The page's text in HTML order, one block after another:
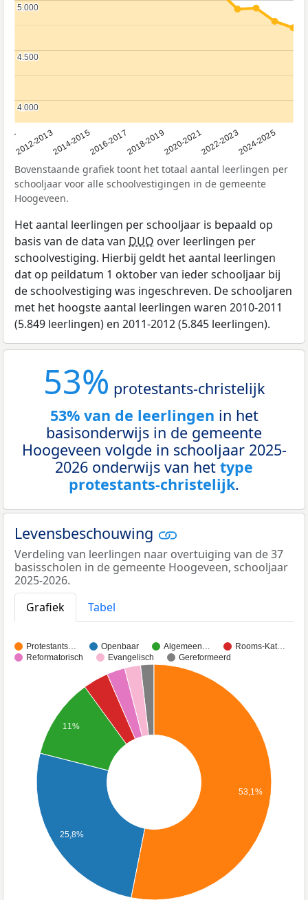
2012-20132014-20152016-20172018-20192020-20212022-20232024-2025
4.000
4.000
4.500
4.500
5.000
5.000
Bovenstaande grafiek toont het totaal aantal leerlingen per
schooljaar voor alle schoolvestigingen in de gemeente
Hoogeveen.
Het aantal leerlingen per schooljaar is bepaald op
basis van de data van DUO over leerlingen per
schoolvestiging. Hierbij geldt het aantal leerlingen
dat op peildatum 1 oktober van ieder schooljaar bij
de schoolvestiging was ingeschreven. De schooljaren
met het hoogste aantal leerlingen waren 2010-2011
(5.849 leerlingen) en 2011-2012 (5.845 leerlingen).
53% protestants-christelijk
53% van de leerlingen in het
basisonderwijs in de gemeente
Hoogeveen volgde in schooljaar 2025-
2026 onderwijs van het type
protestants-christelijk.
Levensbeschouwing
Verdeling van leerlingen naar overtuiging van de 37
basisscholen in de gemeente Hoogeveen, schooljaar
2025-2026.
Grafiek
Tabel
Protestants… Openbaar Algemeen…
Rooms-Kat…
Reformatorisch
Evangelisch Gereformeerd
11%
25,8%
53,1%